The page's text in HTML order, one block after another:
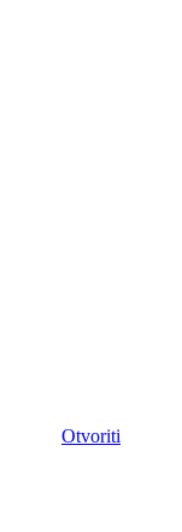
Otvoriti